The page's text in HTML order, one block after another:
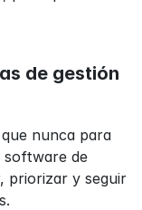
de gestión
nunca para
software de
priorizar y seguir